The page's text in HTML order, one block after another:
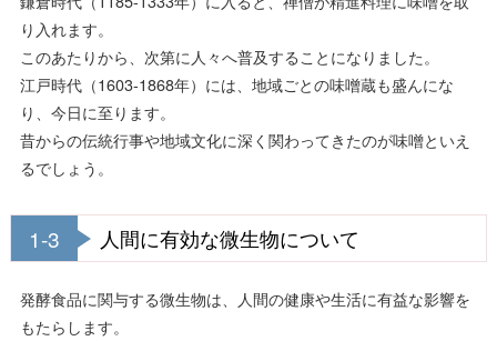
り入れます。
このあたりから、次第に人々へ普及することになりました。
江戸時代（1603-1868年）には、地域ごとの味噌蔵も盛んにな
り、今日に至ります。
昔からの伝統行事や地域文化に深く関わってきたのが味噌といえ
るでしょう。
1-3 人間に有効な微生物について
発酵食品に関与する微生物は、人間の健康や生活に有益な影響を
もたらします。